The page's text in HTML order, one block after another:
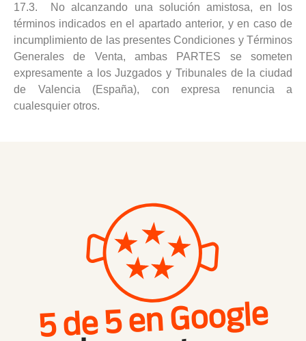
17.3. No alcanzando una solución amistosa, en los
términos indicados en el apartado anterior, y en caso de
incumplimiento de las presentes Condiciones y Términos
Generales de Venta, ambas PARTES se someten
expresamente a los Juzgados y Tribunales de la ciudad
de Valencia (España), con expresa renuncia a
cualesquier otros.
5 de 5 en Google